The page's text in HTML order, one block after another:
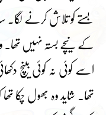
بستے کو تلاش کرنے لگا۔
کے نیچے بستہ نہیں تھا۔
اسے کوئی نہ کوئی بینچ
تھا۔ شاید وہ بھول چکا